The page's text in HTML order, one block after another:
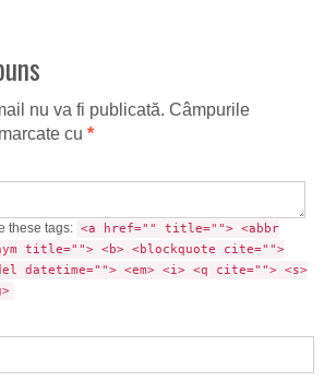
nu va fi publicată. Câmpurile
cu *
these tags: <a href="" title=""> <abbr
title=""> <b> <blockquote cite="">
datetime=""> <em> <i> <q cite=""> <s>